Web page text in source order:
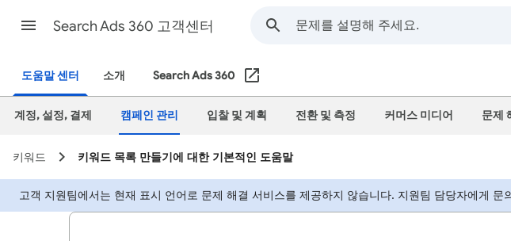
Search Ads 360 고객센터
도움말 센터 소개 Search Ads 360
계정, 설정, 결제 캠페인 관리 입찰 및 계획 전환 및 측정 커머스 미디어 문제
키워드 키워드 목록 만들기에 대한 기본적인 도움말
고객 지원팀에서는 현재 표시 언어로 문제 해결 서비스를 제공하지 않습니다. 지원팀 담당자에게